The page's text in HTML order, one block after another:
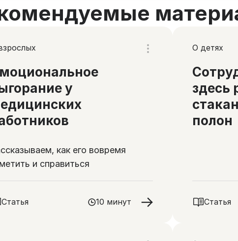
у
как его вовремя
и справиться
Статья 10 минут
О детях
здесь
полон
Статья